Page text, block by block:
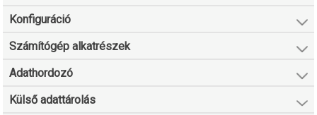
Konfiguráció
Számítógép alkatrészek
Adathordozó
Külső adattárolás